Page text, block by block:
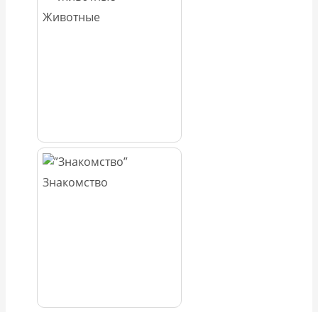
Животные
Знакомство